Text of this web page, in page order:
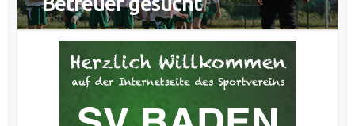
Beitrag: